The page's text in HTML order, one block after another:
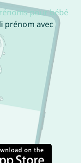
pour bébé
prénom avec